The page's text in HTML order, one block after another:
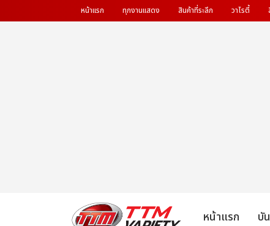
หน้าแรก ทุกงานแสดง สินค้าที่ระลึก วาไรตี้
หน้าแรก บั